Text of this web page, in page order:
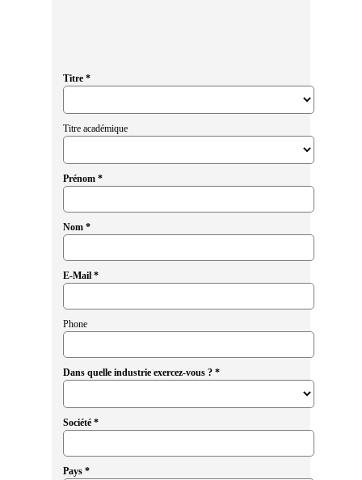
Titre *
Titre académique
Prénom *
Nom *
E-Mail *
Phone
Dans quelle industrie exercez-vous ? *
Société *
Pays *